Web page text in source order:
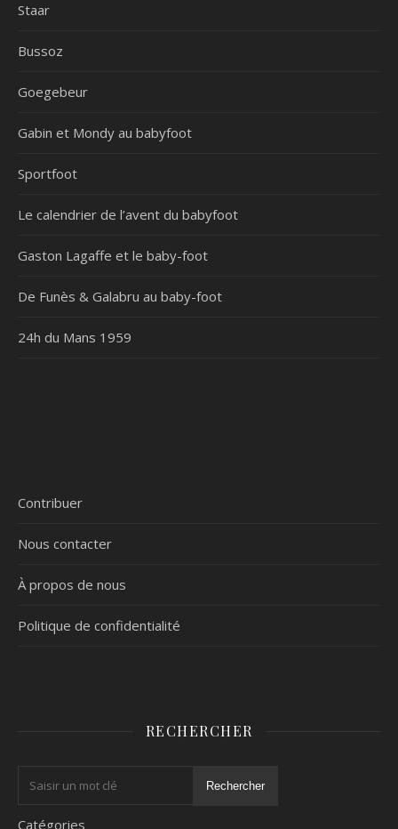
Staar
Bussoz
Goegebeur
Gabin et Mondy au babyfoot
Sportfoot
Le calendrier de l’avent du babyfoot
Gaston Lagaffe et le baby-foot
De Funès & Galabru au baby-foot
24h du Mans 1959
Contribuer
Nous contacter
À propos de nous
Politique de confidentialité
RECHERCHER
Rechercher
Catégories